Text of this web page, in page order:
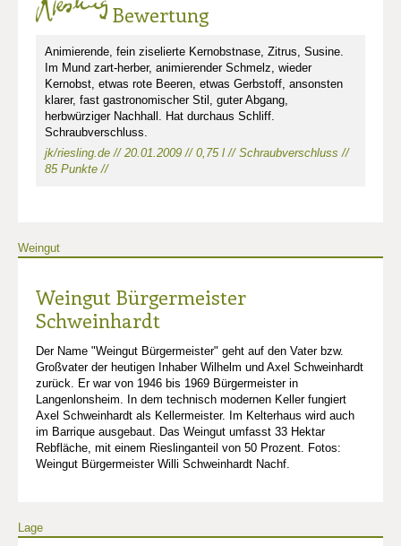
Bewertung
Animierende, fein ziselierte Kernobstnase, Zitrus, Susine.
Im Mund zart-herber, animierender Schmelz, wieder
Kernobst, etwas rote Beeren, etwas Gerbstoff, ansonsten
klarer, fast gastronomischer Stil, guter Abgang,
herbwürziger Nachhall. Hat durchaus Schliff.
Schraubverschluss.
jk/riesling.de // 20.01.2009 // 0,75 l // Schraubverschluss //
85 Punkte //
Weingut
Weingut Bürgermeister
Schweinhardt
Der Name "Weingut Bürgermeister" geht auf den Vater bzw.
Großvater der heutigen Inhaber Wilhelm und Axel Schweinhardt
zurück. Er war von 1946 bis 1969 Bürgermeister in
Langenlonsheim. In dem technisch modernen Keller fungiert
Axel Schweinhardt als Kellermeister. Im Kelterhaus wird auch
im Barrique ausgebaut. Das Weingut umfasst 33 Hektar
Rebfläche, mit einem Rieslinganteil von 50 Prozent. Fotos:
Weingut Bürgermeister Willi Schweinhardt Nachf.
Lage